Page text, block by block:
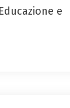
e